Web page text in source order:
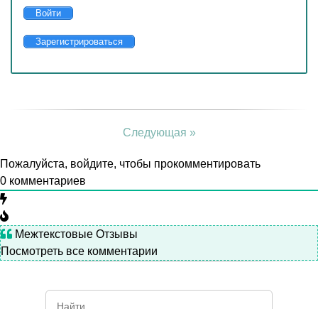
Войти
Зарегистрироваться
Следующая »
Пожалуйста, войдите, чтобы прокомментировать
0 комментариев
Межтекстовые Отзывы
Посмотреть все комментарии